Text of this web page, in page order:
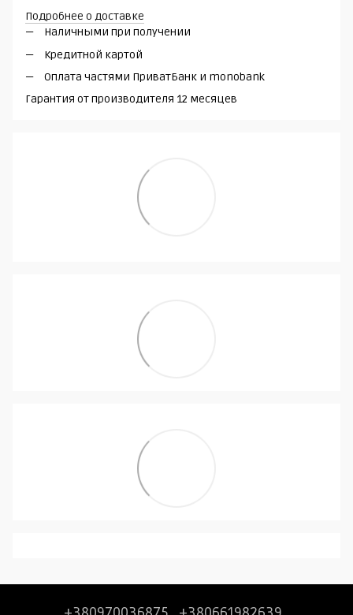
Подробнее о доставке
Наличными при получении
Кредитной картой
Оплата частями ПриватБанк и monobank
Гарантия от производителя 12 месяцев